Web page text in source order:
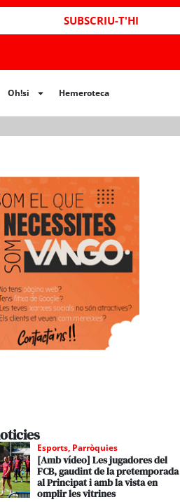
SUBSCRIU-T'HI
Oh!si Hemeroteca
Hemeroteca
Esports, Parròquies
[Amb vídeo] Les jugadores del
FCB, gaudint de la pretemporada
al Principat i amb la vista en
omplir les vitrines